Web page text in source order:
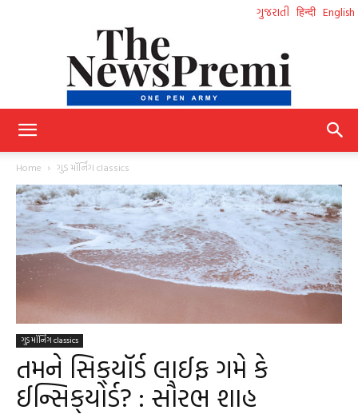
ગુજરાતી हिन्दी English
Gujarati
Home ગુડ મૉર્નિંગ classics
ગુડ મૉર્નિંગ classics
તમને સિક્‌યૉર્ડ લાઈફ ગમે કે
ઈન્સિક્‌યોર્ડ? : સૌરભ શાહ